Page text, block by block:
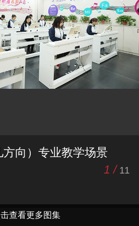
向）专业教学场景
1 / 11
查看更多图集